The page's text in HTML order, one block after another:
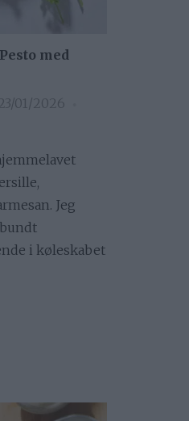
med
01/2026
Jeg
i køleskabet